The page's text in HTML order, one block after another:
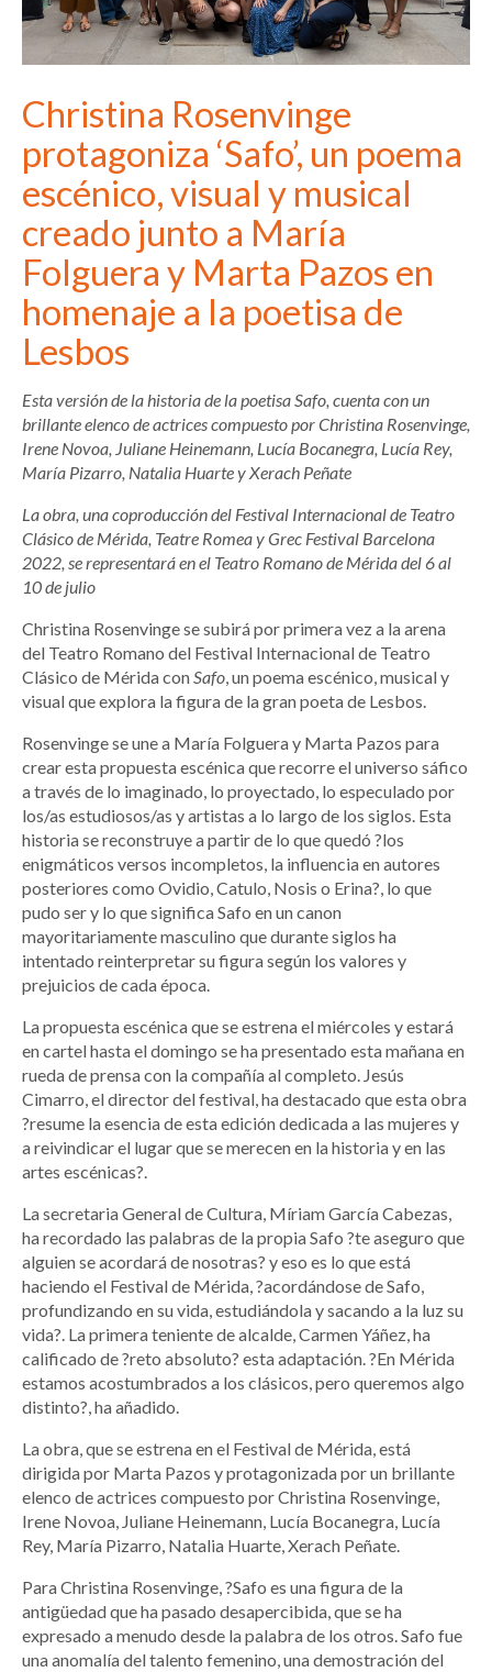
Christina Rosenvinge
protagoniza ‘Safo’, un poema
escénico, visual y musical
creado junto a María
Folguera y Marta Pazos en
homenaje a la poetisa de
Lesbos
Esta versión de la historia de la poetisa Safo, cuenta con un
brillante elenco de actrices compuesto por Christina Rosenvinge,
Irene Novoa, Juliane Heinemann, Lucía Bocanegra, Lucía Rey,
María Pizarro, Natalia Huarte y Xerach Peñate
La obra, una coproducción del Festival Internacional de Teatro
Clásico de Mérida, Teatre Romea y Grec Festival Barcelona
2022, se representará en el Teatro Romano de Mérida del 6 al
10 de julio
Christina Rosenvinge se subirá por primera vez a la arena
del Teatro Romano del Festival Internacional de Teatro
Clásico de Mérida conSafo, un poema escénico, musical y
visual que explora la figura de la gran poeta de Lesbos.
Rosenvinge se une a María Folguera y Marta Pazos para
crear esta propuesta escénica que recorre el universo sáfico
a través de lo imaginado, lo proyectado, lo especulado por
los/as estudiosos/as y artistas a lo largo de los siglos. Esta
historia se reconstruye a partir de lo que quedó ?los
enigmáticos versos incompletos, la influencia en autores
posteriores como Ovidio, Catulo, Nosis o Erina?, lo que
pudo ser y lo que significa Safo en un canon
mayoritariamente masculino que durante siglos ha
intentado reinterpretar su figura según los valores y
prejuicios de cada época.
La propuesta escénica que se estrena el miércoles y estará
en cartel hasta el domingo se ha presentado esta mañana en
rueda de prensa con la compañía al completo. Jesús
Cimarro, el director del festival, ha destacado que esta obra
?resume la esencia de esta edición dedicada a las mujeres y
a reivindicar el lugar que se merecen en la historia y en las
artes escénicas?.
La secretaria General de Cultura, Míriam García Cabezas,
ha recordado las palabras de la propia Safo ?te aseguro que
alguien se acordará de nosotras? y eso es lo que está
haciendo el Festival de Mérida, ?acordándose de Safo,
profundizando en su vida, estudiándola y sacando a la luz su
vida?. La primera teniente de alcalde, Carmen Yáñez, ha
calificado de ?reto absoluto? esta adaptación. ?En Mérida
estamos acostumbrados a los clásicos, pero queremos algo
distinto?, ha añadido.
La obra, que se estrena en el Festival de Mérida, está
dirigida por Marta Pazos y protagonizada por un brillante
elenco de actrices compuesto por Christina Rosenvinge,
Irene Novoa, Juliane Heinemann, Lucía Bocanegra, Lucía
Rey, María Pizarro, Natalia Huarte, Xerach Peñate.
Para Christina Rosenvinge, ?Safo es una figura de la
antigüedad que ha pasado desapercibida, que se ha
expresado a menudo desde la palabra de los otros. Safo fue
una anomalía del talento femenino, una demostración del